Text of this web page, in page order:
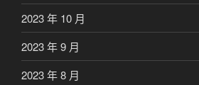
2023 年 10 月
2023 年 9 月
2023 年 8 月